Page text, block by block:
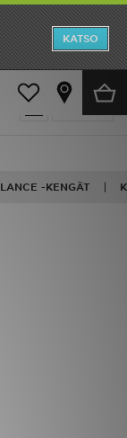
KATSO
Suodata
-KENGÄT